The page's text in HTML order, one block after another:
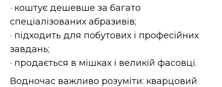
· коштує дешевше за багато
спеціалізованих абразивів;
· підходить для побутових і професійних
завдань;
· продається в мішках і великій фасовці.
Водночас важливо розуміти: кварцовий